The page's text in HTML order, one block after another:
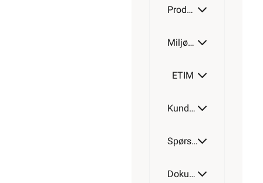
Produktdetaljer
Miljøparametere
ETIM
Kundeomtale
Spørsmål og svar
Dokumentasjon